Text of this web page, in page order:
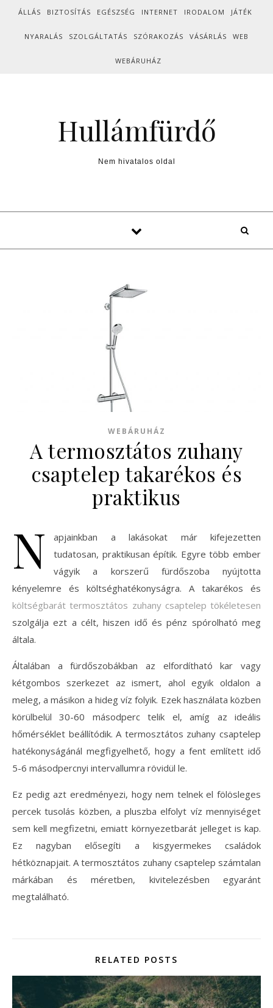
Skip to content
ÁLLÁS BIZTOSÍTÁS EGÉSZSÉG INTERNET IRODALOM JÁTÉK
NYARALÁS SZOLGÁLTATÁS SZÓRAKOZÁS VÁSÁRLÁS WEB
WEBÁRUHÁZ
Hullámfürdő
Nem hivatalos oldal
WEBÁRUHÁZ
A termosztátos zuhany
csaptelep takarékos és
praktikus
N
apjainkban a lakásokat már kifejezetten
tudatosan, praktikusan építik. Egyre több ember
vágyik a korszerű fürdőszoba nyújtotta
kényelemre és költséghatékonyságra. A takarékos és
költségbarát termosztátos zuhany csaptelep tökéletesen
szolgálja ezt a célt, hiszen idő és pénz spórolható meg
általa.
Általában a fürdőszobákban az elfordítható kar vagy
kétgombos szerkezet az ismert, ahol egyik oldalon a
meleg, a másikon a hideg víz folyik. Ezek használata közben
körülbelül 30-60 másodperc telik el, amíg az ideális
hőmérséklet beállítódik. A termosztátos zuhany csaptelep
hatékonyságánál megfigyelhető, hogy a fent említett idő
5-6 másodpercnyi intervallumra rövidül le.
Ez pedig azt eredményezi, hogy nem telnek el fölösleges
percek tusolás közben, a pluszba elfolyt víz mennyiséget
sem kell megfizetni, emiatt környezetbarát jelleget is kap.
Ez nagyban elősegíti a kisgyermekes családok
hétköznapjait. A termosztátos zuhany csaptelep számtalan
márkában és méretben, kivitelezésben egyaránt
megtalálható.
RELATED POSTS